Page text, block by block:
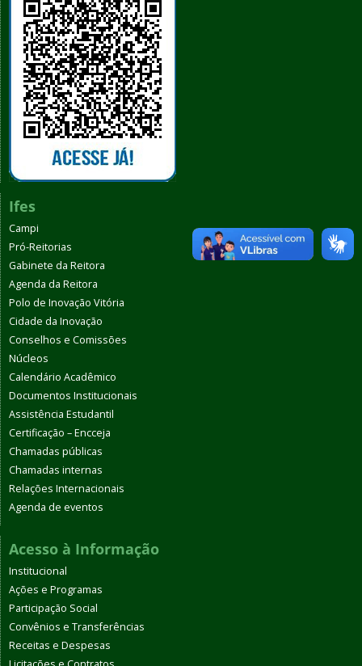
Ifes
Campi
Pró-Reitorias
Gabinete da Reitora
Agenda da Reitora
Polo de Inovação Vitória
Cidade da Inovação
Conselhos e Comissões
Núcleos
Calendário Acadêmico
Documentos Institucionais
Assistência Estudantil
Certificação – Encceja
Chamadas públicas
Chamadas internas
Relações Internacionais
Agenda de eventos
Acesso à Informação
Institucional
Ações e Programas
Participação Social
Convênios e Transferências
Receitas e Despesas